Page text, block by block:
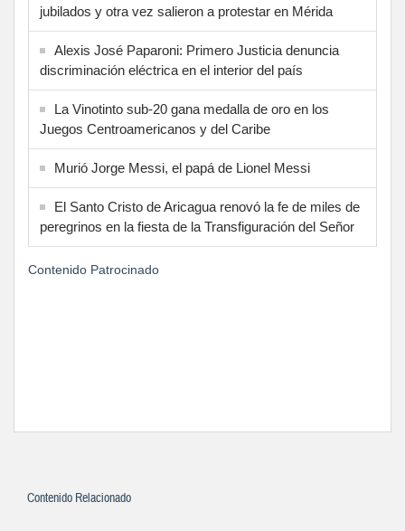
jubilados y otra vez salieron a protestar en Mérida
Alexis José Paparoni: Primero Justicia denuncia
discriminación eléctrica en el interior del país
La Vinotinto sub-20 gana medalla de oro en los
Juegos Centroamericanos y del Caribe
Murió Jorge Messi, el papá de Lionel Messi
El Santo Cristo de Aricagua renovó la fe de miles de
peregrinos en la fiesta de la Transfiguración del Señor
Contenido Patrocinado
Contenido Relacionado